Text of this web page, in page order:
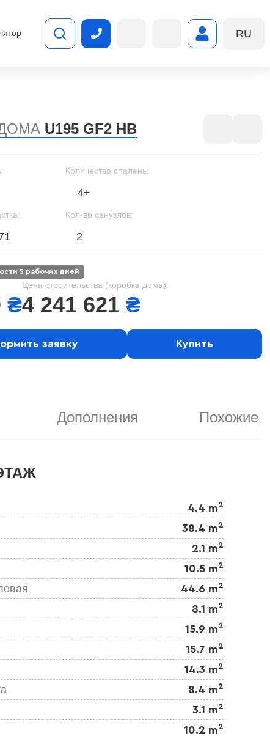
RU
U195 GF2 HB
Количество спалень:
4+
Кол-во санузлов:
2
5 рабочих дней
₴
Цена строительства (коробка дома):
4 241 621 ₴
заявку Купить
Дополнения Похожие
4.4 m2
38.4 m2
2.1 m2
10.5 m2
44.6 m2
8.1 m2
15.9 m2
15.7 m2
14.3 m2
8.4 m2
3.1 m2
10.2 m2